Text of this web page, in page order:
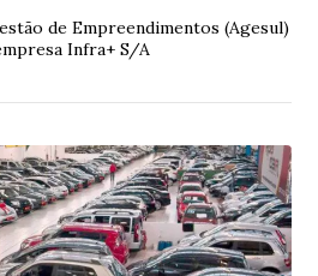
de Empreendimentos (Agesul)
Infra+ S/A